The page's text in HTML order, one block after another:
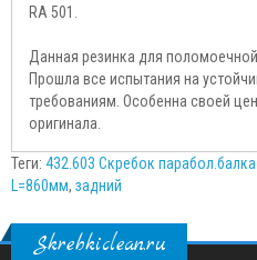
RA 501.
Данная резинка для
Прошла все испытания на
требованиям. Особенна своей
оригинала.
Теги: 432.603 Скребок парабол.балка
L=860мм, задний
Skrebkiclean.ru